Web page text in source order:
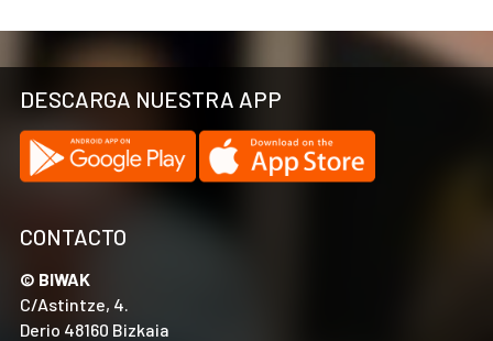
DESCARGA NUESTRA APP
CONTACTO
© BIWAK
C/Astintze, 4.
Derio 48160 Bizkaia